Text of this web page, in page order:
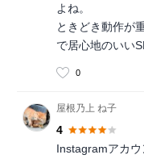
よね。
ときどき動作が
で居心地のいい
0
屋根乃上 ね子
4
Instagramアカ